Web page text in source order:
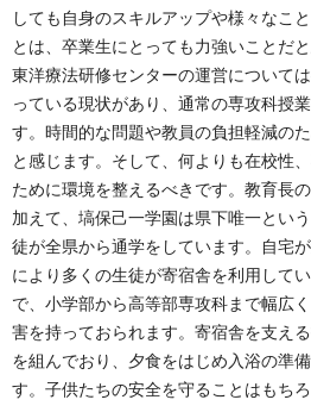
しても自身のスキルアップや様々なこ
とは、卒業生にとっても力強いことだ
東洋療法研修センターの運営について
っている現状があり、通常の専攻科授
す。時間的な問題や教員の負担軽減の
と感じます。そして、何よりも在校性
ために環境を整えるべきです。教育長の
加えて、塙保己一学園は県下唯一とい
徒が全県から通学をしています。自宅
により多くの生徒が寄宿舎を利用して
で、小学部から高等部専攻科まで幅広
害を持っておられます。寄宿舎を支え
を組んでおり、夕食をはじめ入浴の準
す。子供たちの安全を守ることはもち